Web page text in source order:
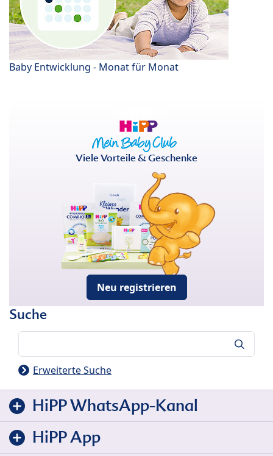
Baby Entwicklung - Monat für Monat
Viele Vorteile & Geschenke
Neu registrieren
Suche
Erweiterte Suche
HiPP WhatsApp-Kanal
HiPP App